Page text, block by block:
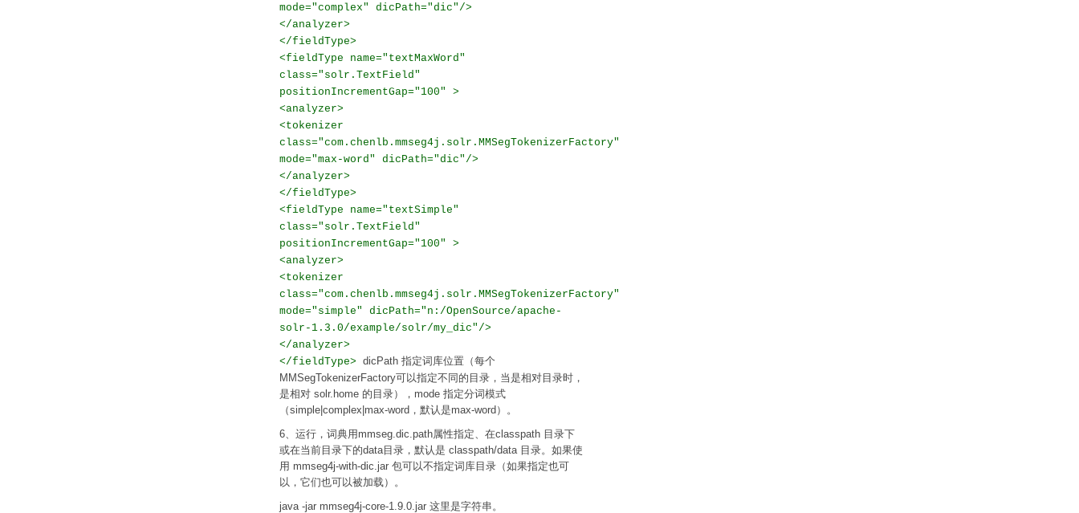
mode="complex" dicPath="dic"/>
</analyzer>
</fieldType>
<fieldType name="textMaxWord"
class="solr.TextField"
positionIncrementGap="100" >
<analyzer>
<tokenizer
class="com.chenlb.mmseg4j.solr.MMSegTokenizerFactory"
mode="max-word" dicPath="dic"/>
</analyzer>
</fieldType>
<fieldType name="textSimple"
class="solr.TextField"
positionIncrementGap="100" >
<analyzer>
<tokenizer
class="com.chenlb.mmseg4j.solr.MMSegTokenizerFactory"
mode="simple" dicPath="n:/OpenSource/apache-
solr-1.3.0/example/solr/my_dic"/>
</analyzer>
</fieldType>dicPath 指定词库位置（每个
MMSegTokenizerFactory可以指定不同的目录，当是相对目录时，
是相对 solr.home 的目录），mode 指定分词模式
（simple|complex|max-word，默认是max-word）。
6、运行，词典用mmseg.dic.path属性指定、在classpath 目录下
或在当前目录下的data目录，默认是 classpath/data 目录。如果使
用 mmseg4j-with-dic.jar 包可以不指定词库目录（如果指定也可
以，它们也可以被加载）。
java -jar mmseg4j-core-1.9.0.jar 这里是字符串。